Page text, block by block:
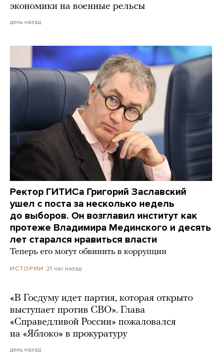
экономики на военные рельсы
день назад
Ректор ГИТИСа Григорий Заславский
ушел с поста за несколько недель
до выборов. Он возглавил институт как
протеже Владимира Мединского и десять
лет старался нравиться власти
Теперь его могут обвинить в коррупции
ИСТОРИИ 21 час назад
«В Госдуму идет партия, которая открыто
выступает против СВО». Глава
«Справедливой России» пожаловался
на «Яблоко» в прокуратуру
день назад